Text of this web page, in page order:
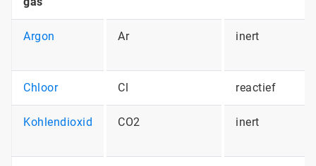
Argon Ar inert
Chloor Cl reactief
Kohlendioxid CO2 inert